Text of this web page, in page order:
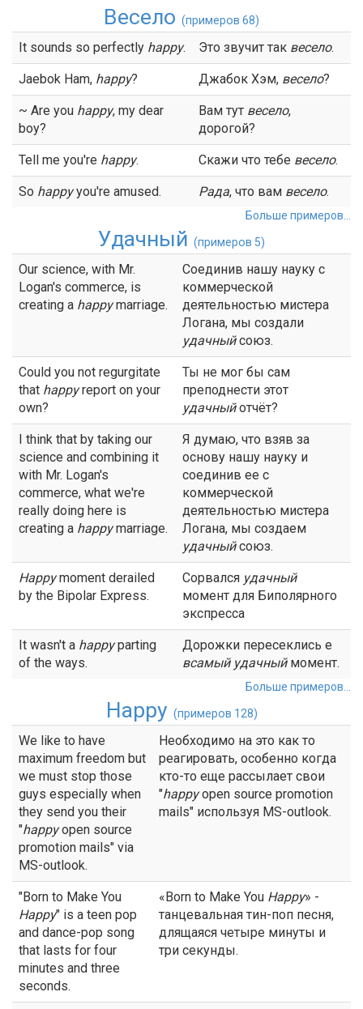
Весело (примеров 68)
It sounds so perfectly happy. Это звучит так весело.
Jaebok Ham, happy? Джабок Хэм, весело?
~ Are you happy, my dear
boy?
Вам тут весело,
дорогой?
Tell me you're happy. Скажи что тебе весело.
So happyyou're amused. Рада, что вам весело.
Больше примеров...
Удачный (примеров 5)
Our science, with Mr.
Logan's commerce, is
creating a happymarriage.
Соединив нашу науку с
коммерческой
деятельностью мистера
Логана, мы создали
удачныйсоюз.
Could you not regurgitate
that happyreport on your
own?
Ты не мог бы сам
преподнести этот
удачныйотчёт?
I think that by taking our
science and combining it
with Mr. Logan's
commerce, what we're
really doing here is
creating a happymarriage.
Я думаю, что взяв за
основу нашу науку и
соединив ее с
коммерческой
деятельностью мистера
Логана, мы создаем
удачныйсоюз.
Happymoment derailed
by the Bipolar Express.
Сорвался удачный
момент для Биполярного
экспресса
It wasn't a happyparting
of the ways.
Дорожки пересеклись е
всамый удачныймомент.
Больше примеров...
Happy (примеров 128)
We like to have
maximum freedom but
we must stop those
guys especially when
they send you their
"happyopen source
promotion mails" via
MS-outlook.
Необходимо на это как то
реагировать, особенно когда
кто-то еще рассылает свои
"happyopen source promotion
mails" используя MS-outlook.
"Born to Make You
Happy" is a teen pop
and dance-pop song
that lasts for four
minutes and three
seconds.
«Born to Make You Happy» -
танцевальная тин-поп песня,
длящаяся четыре минуты и
три секунды.